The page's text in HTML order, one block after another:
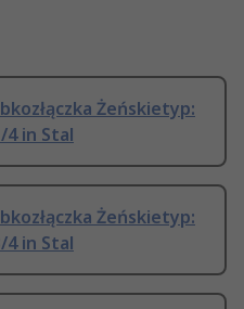
Żeńskietyp:
4 in Stal
Żeńskietyp:
4 in Stal